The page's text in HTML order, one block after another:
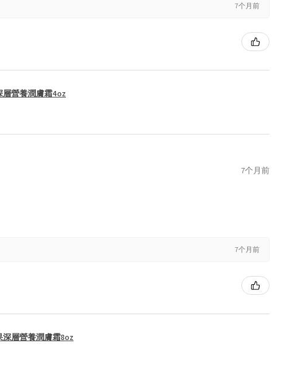
7个月前
層營養潤膚霜4oz
7个月前
7个月前
深層營養潤膚霜8oz